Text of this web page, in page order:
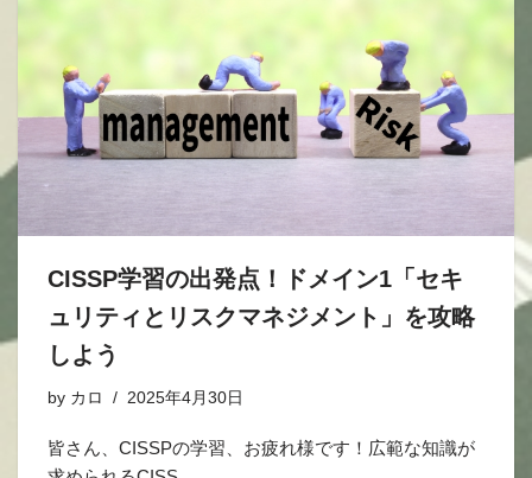
CISSP学習の出発点！ドメイン1「セキ
ュリティとリスクマネジメント」を攻略
しよう
by カロ 2025年4月30日
皆さん、CISSPの学習、お疲れ様です！広範な知識が